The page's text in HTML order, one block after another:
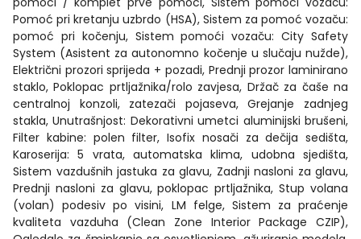
Pomoć pri kretanju uzbrdo (HSA), Sistem za pomoć vozaču:
pomoć pri kočenju, Sistem pomoći vozaču: City Safety
System (Asistent za autonomno kočenje u slučaju nužde),
Električni prozori sprijeda + pozadi, Prednji prozor laminirano
staklo, Poklopac prtljažnika/rolo zavjesa, Držač za čaše na
centralnoj konzoli, zatezači pojaseva, Grejanje zadnjeg
stakla, Unutrašnjost: Dekorativni umetci aluminijski brušeni,
Filter kabine: polen filter, Isofix nosači za dečija sedišta,
Karoserija: 5 vrata, automatska klima, udobna sjedišta,
Sistem vazdušnih jastuka za glavu, Zadnji nasloni za glavu,
Prednji nasloni za glavu, poklopac prtljažnika, Stup volana
(volan) podesiv po visini, LM felge, Sistem za praćenje
kvaliteta vazduha (Clean Zone Interior Package CZIP),